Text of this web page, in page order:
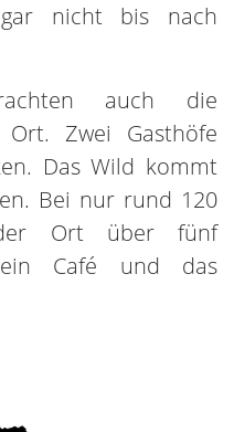
nicht bis nach
auch die
Zwei Gasthöfe
Das Wild kommt
Bei nur rund 120
Ort über fünf
ein Café und das